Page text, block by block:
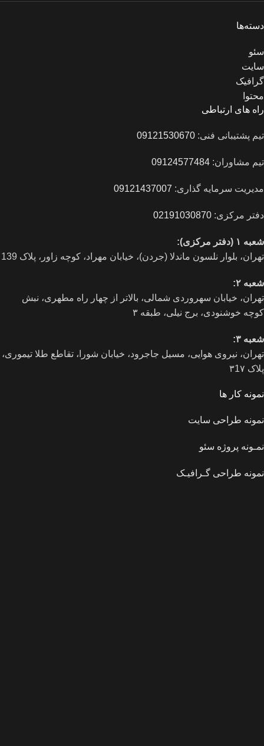
دسته‌ها
سئو
سایت
گرافیک
محتوا
راه های ارتباطی
تیم پشتیبانی فنی: 09121530670
تیم مشاوران: 09124577484
مدیریت سرمایه گذاری: 09121437007
دفتر مرکزی: 02191030870
شعبه ۱ (دفتر مرکزی):
تهران، بلوار نلسون ماندلا (جردن)، خیابان مهراد، کوچه زاور، پلاک 139
شعبه ۲:
تهران، خيابان سهروردی شمالی، بالاتر از چهار راه مطهری، نبش
کوچه خوشنودی، برج نیلی، طبقه ۳
شعبه ۳:
تهران، نیروی هوایی، مسیل جاجرود، خیابان شورا، تقاطع طلا تیموری،
پلاک ۳1۷
نمونه کار ها
نمونه طراحی سایت
نمـونه پروژه سئو
نمونه طراحی گـرافیـک